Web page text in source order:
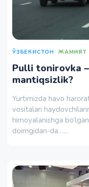
ЎЗБЕКИСТОН ЖАМИЯТ
Pulli tonirovka
mantiqsizlik?
Yurtimizda havo
vositalari
himoyalanishga
doimgidan-da…...